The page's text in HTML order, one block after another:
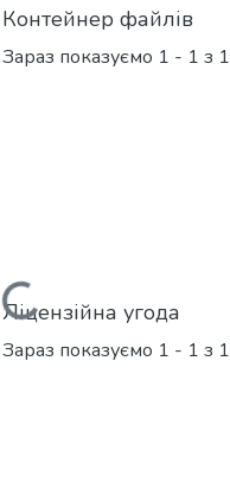
Контейнер файлів
Зараз показуємо 1 - 1 з 1
Вантажиться...
Ліцензійна угода
Зараз показуємо 1 - 1 з 1